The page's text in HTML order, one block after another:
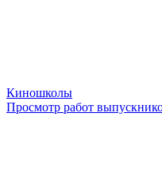
Киношколы
Просмотр работ